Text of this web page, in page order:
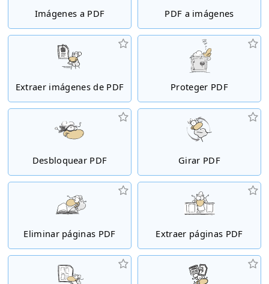
Imágenes a PDF PDF a imágenes
Extraer imágenes de PDF Proteger PDF
Desbloquear PDF Girar PDF
Eliminar páginas PDF Extraer páginas PDF